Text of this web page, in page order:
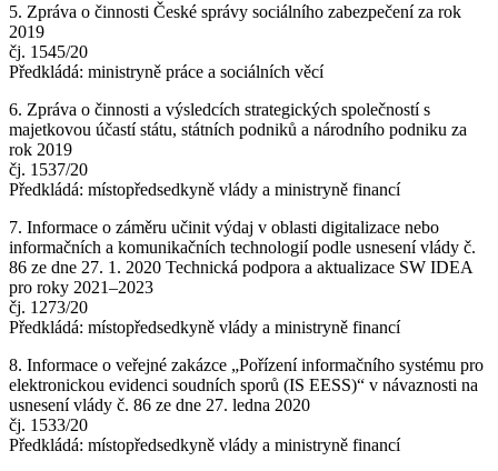
5. Zpráva o činnosti České správy sociálního zabezpečení za rok
2019
čj. 1545/20
Předkládá: ministryně práce a sociálních věcí
6. Zpráva o činnosti a výsledcích strategických společností s
majetkovou účastí státu, státních podniků a národního podniku za
rok 2019
čj. 1537/20
Předkládá: místopředsedkyně vlády a ministryně financí
7. Informace o záměru učinit výdaj v oblasti digitalizace nebo
informačních a komunikačních technologií podle usnesení vlády č.
86 ze dne 27. 1. 2020 Technická podpora a aktualizace SW IDEA
pro roky 2021–2023
čj. 1273/20
Předkládá: místopředsedkyně vlády a ministryně financí
8. Informace o veřejné zakázce „Pořízení informačního systému pro
elektronickou evidenci soudních sporů (IS EESS)“ v návaznosti na
usnesení vlády č. 86 ze dne 27. ledna 2020
čj. 1533/20
Předkládá: místopředsedkyně vlády a ministryně financí